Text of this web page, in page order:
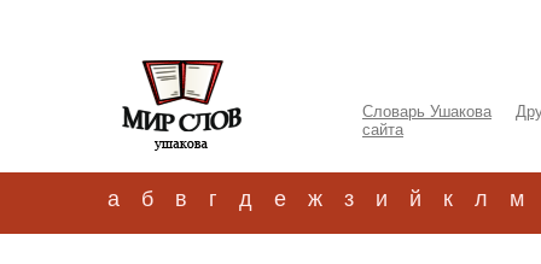
Словарь Ушакова
сайта
а б в г д е ж з и й к л м